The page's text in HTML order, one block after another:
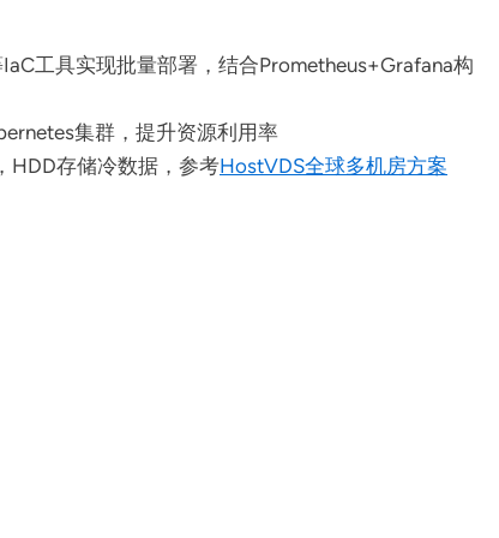
工具实现批量部署，结合Prometheus+Grafana构
集群，提升资源利用率
HDD存储冷数据，参考HostVDS全球多机房方案